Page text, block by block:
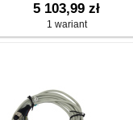
wysokociśnieniowa pozioma
5 103,99 zł
1 wariant